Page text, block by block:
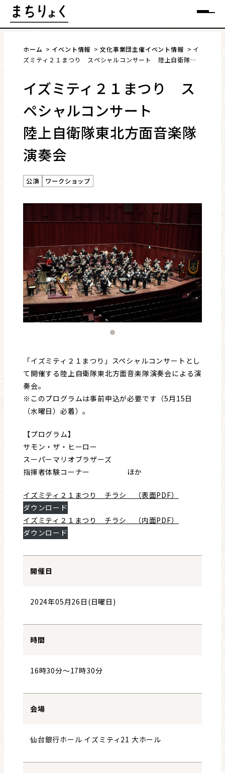
Skip
to
メニュー
まちを語る
イベント情報
インタビュー
連載・コラム
レビュー・レコメンド
まちりょくについて
ホーム イベント情報 文化事業団主催イベント情報
イ
ズミティ２１まつり スペシャルコンサート 陸上自衛隊東
イズミティ２１まつり ス
ペシャルコンサート
陸上自衛隊東北方面音楽隊
演奏会
公演 ワークショップ
「イズミティ２１まつり」スペシャルコンサートとし
て開催する陸上自衛隊東北方面音楽隊演奏会による演
奏会。
※このプログラムは事前申込が必要です（5月15日
（水曜日）必着）。
【プログラム】
サモン・ザ・ヒーロー
スーパーマリオブラザーズ
指揮者体験コーナー ほか
イズミティ２１まつり チラシ （表面PDF）
ダウンロード
イズミティ２１まつり チラシ （内面PDF）
ダウンロード
開催日
2024年05月26日(日曜日)
時間
16時30分～17時30分
会場
仙台銀行ホール イズミティ21 大ホール